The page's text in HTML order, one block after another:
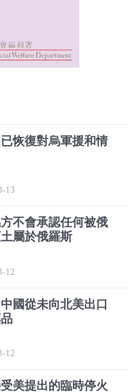
恢復對烏軍援和情
13
不會承認任何被俄
屬於俄羅斯
12
國從未向北美出口
12
美提出的臨時停火